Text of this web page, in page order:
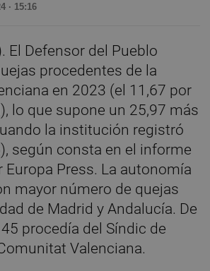
· 15:16
El Defensor del Pueblo
procedentes de la
en 2023 (el 11,67 por
lo que supone un 25,97 más
la institución registró
según consta en el informe
Press. La autonomía
mayor número de quejas
de Madrid y Andalucía. De
procedía del Síndic de
Valenciana.